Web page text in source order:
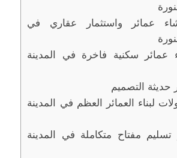
عمائر واستثمار عقاري في
عمائر سكنية فاخرة في المدينة
حديثة التصميم
لبناء العمائر العظم في المدينة
تسليم مفتاح متكاملة في المدينة